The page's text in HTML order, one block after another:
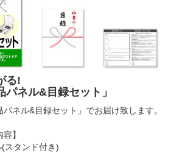
る!
ネル&目録セット」
ネル&目録セット」でお届け致します。
】
スタンド付き)